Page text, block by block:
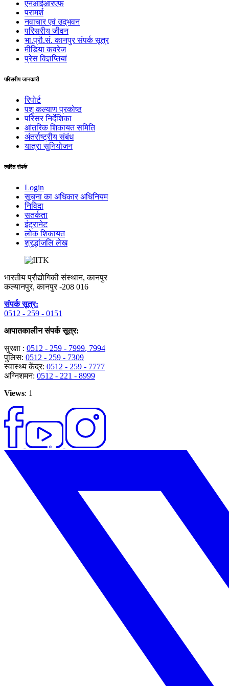
एनआईआरएफ
परामर्श
नवाचार एवं उद्‌‌भवन
परिसरीय जीवन
भा.प्रौ.सं. कानपुर संपर्क सूत्र
मीडिया कवरेज
प्रेस विज्ञप्तियां
परिसरीय जानकारी
रिपोर्ट
पशु कल्याण प्रकोष्ठ
परिसर निर्देशिका
आंतरिक शिकायत समिति
अंतर्राष्‍ट्रीय संबंध
यात्रा सुनियोजन
त्वरित संपर्क
Login
सूचना का अधिकार अधिनियम
निविदा
सतर्कता
इंट्रानेट
लोक शिकायत
श्रद्धांजलि लेख
भारतीय प्रौद्योगिकी संस्थान, कानपुर
कल्यानपुर, कानपुर -208 016
संपर्क सूत्र:
0512 - 259 - 0151
आपातकालीन संपर्क सूत्र:
सुरक्षा : 0512 - 259 - 7999, 7994
पुलिस: 0512 - 259 - 7309
स्वास्थ्य केंद्र: 0512 - 259 - 7777
अग्निशमन: 0512 - 221 - 8999
Views: 1